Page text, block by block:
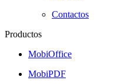
Contactos
Productos
MobiOffice
MobiPDF